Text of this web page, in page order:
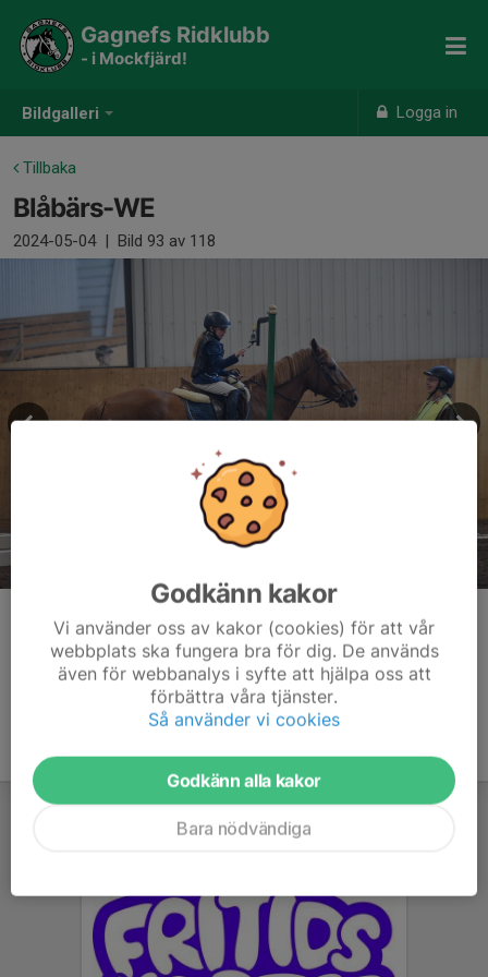
Bildgalleri Logga in
Gagnefs Ridklubb
- i Mockfjärd!
Tillbaka
Blåbärs-WE
2024-05-04 | Bild 93 av 118
Kommentarer
Godkänn kakor
Vi använder oss av kakor (cookies) för att vår
webbplats ska fungera bra för dig. De används
även för webbanalys i syfte att hjälpa oss att
förbättra våra tjänster.
Så använder vi cookies
Godkänn alla kakor
Bara nödvändiga